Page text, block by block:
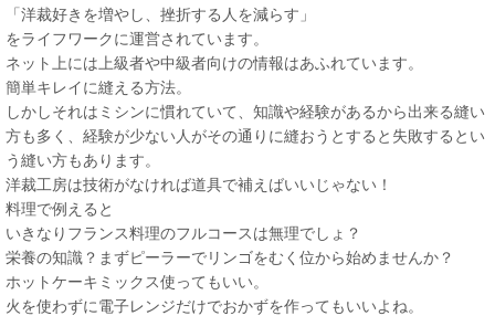
「洋裁好きを増やし、挫折する人を減らす」
をライフワークに運営されています。
ネット上には上級者や中級者向けの情報はあふれています。
簡単キレイに縫える方法。
しかしそれはミシンに慣れていて、知識や経験があるから出来る縫い
方も多く、経験が少ない人がその通りに縫おうとすると失敗するとい
う縫い方もあります。
洋裁工房は技術がなければ道具で補えばいいじゃない！
料理で例えると
いきなりフランス料理のフルコースは無理でしょ？
栄養の知識？まずピーラーでリンゴをむく位から始めませんか？
ホットケーキミックス使ってもいい。
火を使わずに電子レンジだけでおかずを作ってもいいよね。